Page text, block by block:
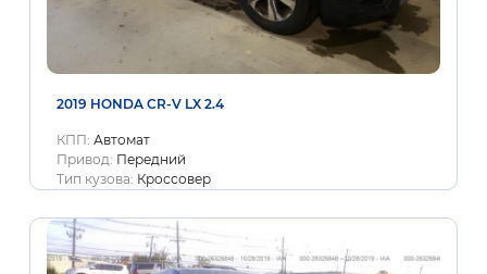
2019 HONDA CR-V LX 2.4
КПП: Автомат
Привод: Передний
Тип кузова: Кроссовер